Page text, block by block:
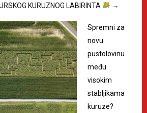
KURUZNOG LABIRINTA →
Spremni za
novu
pustolovinu
među
visokim
stabljikama
kuruze?